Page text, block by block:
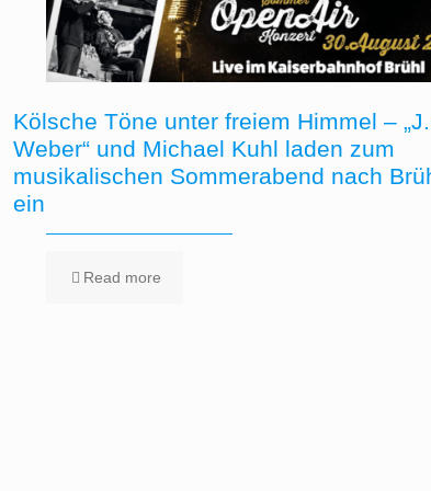
Kölsche Töne unter freiem Himmel –
Weber“ und Michael Kuhl laden zum
musikalischen Sommerabend nach
ein
Read more